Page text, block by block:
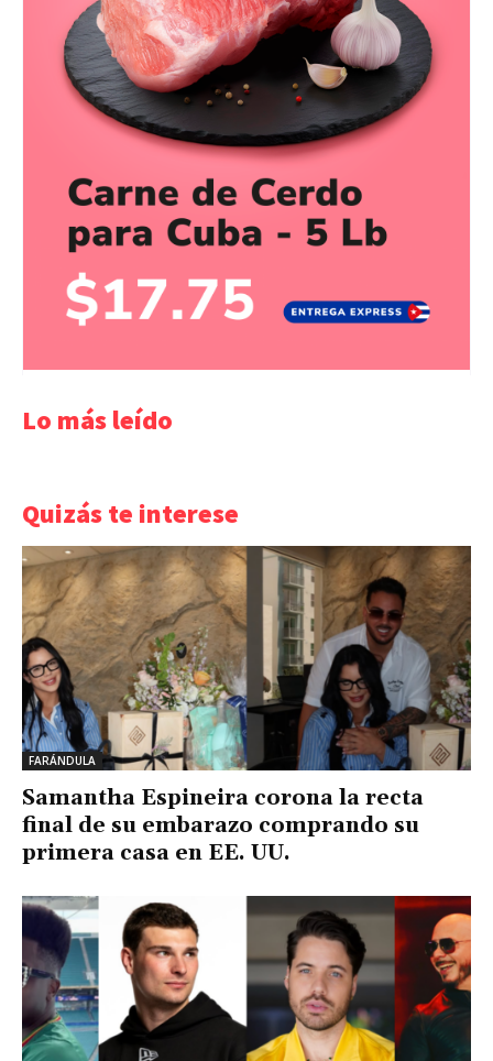
Lo más leído
Quizás te interese
FARÁNDULA
Samantha Espineira corona la recta
final de su embarazo comprando su
primera casa en EE. UU.